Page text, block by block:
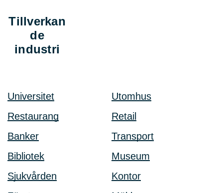
Tillverkan
de
industri
Universitet
Utomhus
Restaurang
Retail
Banker
Transport
Bibliotek
Museum
Sjukvården
Kontor